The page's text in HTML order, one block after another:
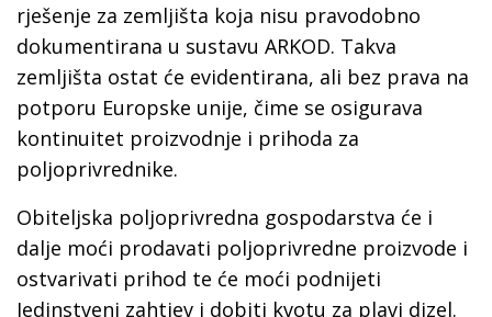
rješenje za zemljišta koja nisu pravodobno
dokumentirana u sustavu ARKOD. Takva
zemljišta ostat će evidentirana, ali bez prava na
potporu Europske unije, čime se osigurava
kontinuitet proizvodnje i prihoda za
poljoprivrednike.
Obiteljska poljoprivredna gospodarstva će i
dalje moći prodavati poljoprivredne proizvode i
ostvarivati prihod te će moći podnijeti
Jedinstveni zahtjev i dobiti kvotu za plavi dizel.